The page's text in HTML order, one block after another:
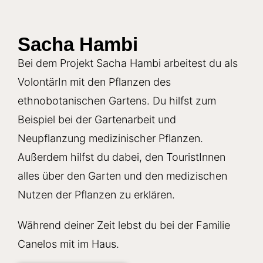
Sacha Hambi
Bei dem Projekt Sacha Hambi arbeitest du als
VolontärIn mit den Pflanzen des
ethnobotanischen Gartens. Du hilfst zum
Beispiel bei der Gartenarbeit und
Neupflanzung medizinischer Pflanzen.
Außerdem hilfst du dabei, den TouristInnen
alles über den Garten und den medizischen
Nutzen der Pflanzen zu erklären.
Während deiner Zeit lebst du bei der Familie
Canelos mit im Haus.